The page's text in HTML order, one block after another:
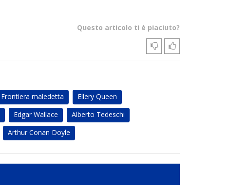
Questo articolo ti è piaciuto?
Frontiera maledetta
Ellery Queen
Edgar Wallace
Alberto Tedeschi
Arthur Conan Doyle